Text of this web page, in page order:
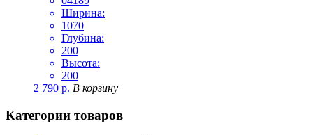
Ширина:
1070
Глубина:
200
Высота:
200
2 790 р. В корзину
Категории товаров